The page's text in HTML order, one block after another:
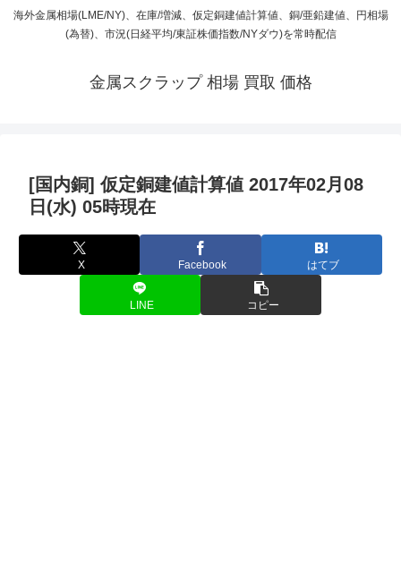
海外金属相場(LME/NY)、在庫/増減、仮定銅建値計算値、銅/亜鉛建値、円相場
(為替)、市況(日経平均/東証株価指数/NYダウ)を常時配信
金属スクラップ 相場 買取 価格
[国内銅] 仮定銅建値計算値 2017年02月08
日(水) 05時現在
X Facebook はてブ
LINE コピー